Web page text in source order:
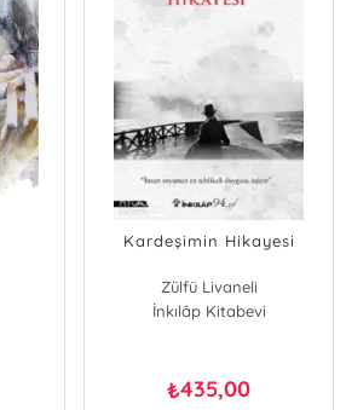
Kardeşimin Hikayesi
Zülfü Livaneli
İnkılâp Kitabevi
₺435,00